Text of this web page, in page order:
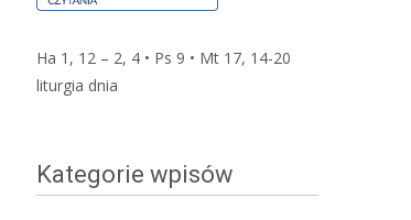
Ha 1, 12 – 2, 4 • Ps 9 • Mt 17, 14-20
liturgia dnia
Kategorie wpisów